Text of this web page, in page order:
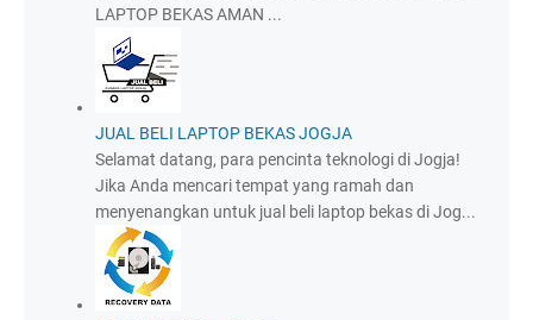
LAPTOP BEKAS AMAN ...
JUAL BELI LAPTOP BEKAS JOGJA
Selamat datang, para pencinta teknologi di Jogja!
Jika Anda mencari tempat yang ramah dan
menyenangkan untuk jual beli laptop bekas di Jog...